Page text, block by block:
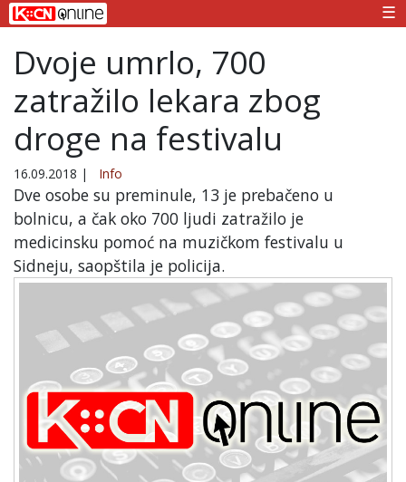
☰
Dvoje umrlo, 700
zatražilo lekara zbog
droge na festivalu
16.09.2018 | Info
Dve osobe su preminule, 13 je prebačeno u
bolnicu, a čak oko 700 ljudi zatražilo je
medicinsku pomoć na muzičkom festivalu u
Sidneju, saopštila je policija.